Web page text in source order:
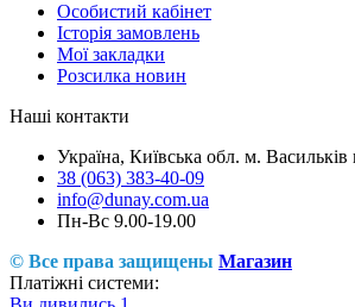
Особистий кабінет
Історія замовлень
Мої закладки
Розсилка новин
Наші контакти
Україна, Київська обл. м. Васильків
38 (063) 383-40-09
info@dunay.com.ua
Пн-Вс 9.00-19.00
© Все права защищены Магазин
Платіжні системи: